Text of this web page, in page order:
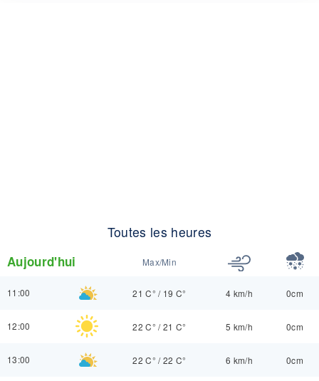
Toutes les heures
Aujourd'hui Max/Min
11:00 21 C° / 19 C° 4 km/h 0cm
12:00 22 C° /21 C° 5 km/h 0cm
13:00 22 C° /22 C° 6 km/h 0cm